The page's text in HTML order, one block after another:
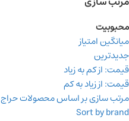
محبوبیت
میانگین امتیاز
جدیدترین
قیمت: از کم به زیاد
قیمت: از زیاد به کم
مرتب سازی بر اساس محصولات حراج
Sort by brand